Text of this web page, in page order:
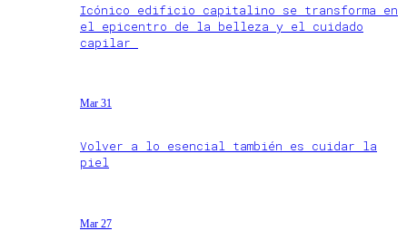
Icónico edificio capitalino se transforma en
el epicentro de la belleza y el cuidado
capilar
Mar 31
Volver a lo esencial también es cuidar la
piel
Mar 27